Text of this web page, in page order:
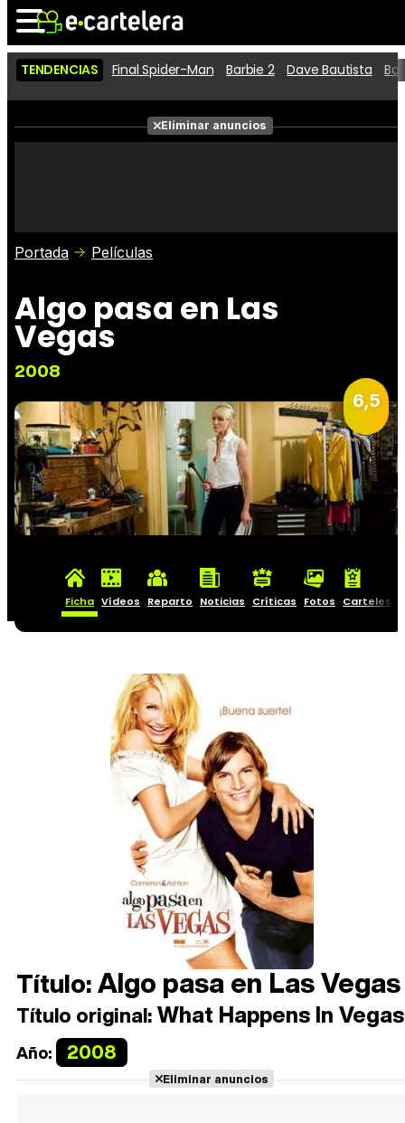
Noticias
Cartelera
Críticas
TENDENCIAS Final Spider-Man Barbie 2 Dave Bautista
Eliminar anuncios
Portada Películas
Algo pasa en Las
Vegas
2008
6,5
Ficha Vídeos Reparto Noticias Críticas Fotos Carteles
Título:Algo pasa en Las Vegas
Título original:What Happens In Vegas
Año: 2008
Eliminar anuncios